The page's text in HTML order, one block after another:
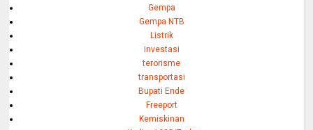
Gempa
Gempa NTB
Listrik
investasi
terorisme
transportasi
Bupati Ende
Freeport
Kemiskinan